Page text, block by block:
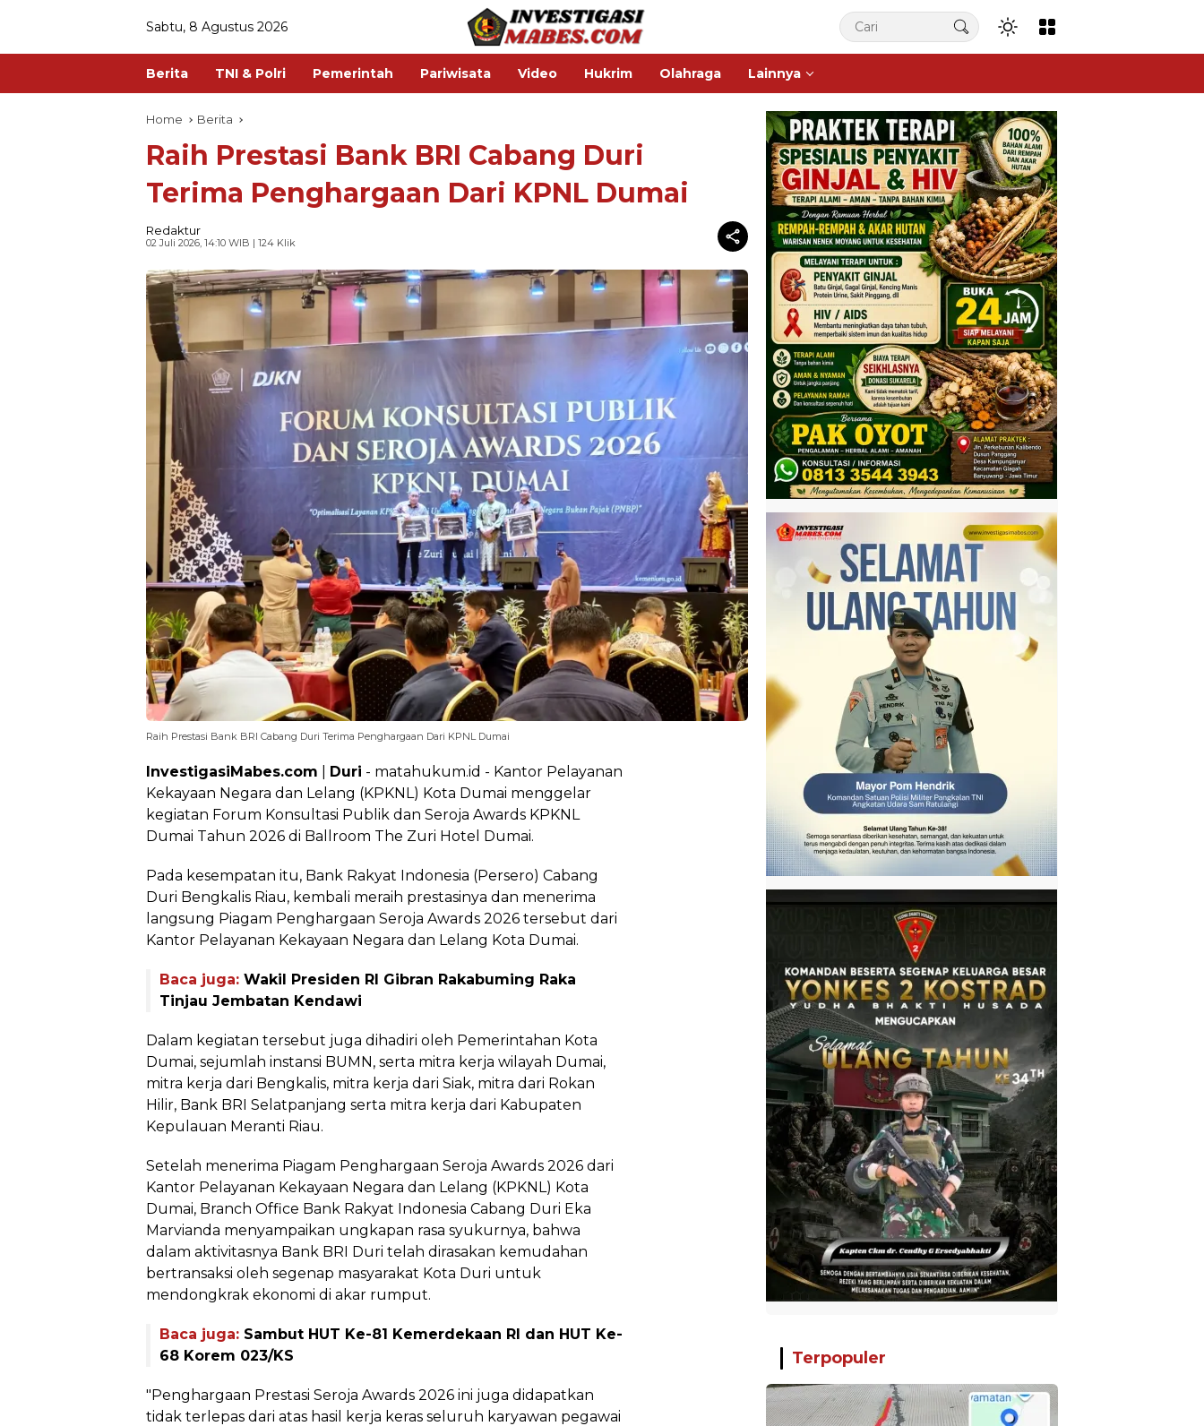
Sabtu, 8 Agustus 2026
Berita TNI & Polri Pemerintah Pariwisata Video Hukrim Olahraga Lainnya
Home Berita
Raih Prestasi Bank BRI Cabang Duri
Terima Penghargaan Dari KPNL Dumai
Redaktur
02 Juli 2026, 14:10 WIB | 124 Klik
Raih Prestasi Bank BRI Cabang Duri Terima Penghargaan Dari KPNL Dumai
InvestigasiMabes.com Duri - matahukum.id - Kantor Pelayanan
Kekayaan Negara dan Lelang (KPKNL) Kota Dumai menggelar
kegiatan Forum Konsultasi Publik dan Seroja Awards KPKNL
Dumai Tahun 2026 di Ballroom The Zuri Hotel Dumai.
Pada kesempatan itu, Bank Rakyat Indonesia (Persero) Cabang
Duri Bengkalis Riau, kembali meraih prestasinya dan menerima
langsung Piagam Penghargaan Seroja Awards 2026 tersebut dari
Kantor Pelayanan Kekayaan Negara dan Lelang Kota Dumai.
Baca juga: Wakil Presiden RI Gibran Rakabuming Raka
Tinjau Jembatan Kendawi
Dalam kegiatan tersebut juga dihadiri oleh Pemerintahan Kota
Dumai, sejumlah instansi BUMN, serta mitra kerja wilayah Dumai,
mitra kerja dari Bengkalis, mitra kerja dari Siak, mitra dari Rokan
Hilir, Bank BRI Selatpanjang serta mitra kerja dari Kabupaten
Kepulauan Meranti Riau.
Setelah menerima Piagam Penghargaan Seroja Awards 2026 dari
Kantor Pelayanan Kekayaan Negara dan Lelang (KPKNL) Kota
Dumai, Branch Office Bank Rakyat Indonesia Cabang Duri Eka
Marvianda menyampaikan ungkapan rasa syukurnya, bahwa
dalam aktivitasnya Bank BRI Duri telah dirasakan kemudahan
bertransaksi oleh segenap masyarakat Kota Duri untuk
mendongkrak ekonomi di akar rumput.
Baca juga: Sambut HUT Ke-81 Kemerdekaan RI dan HUT Ke-
68 Korem 023/KS
"Penghargaan Prestasi Seroja Awards 2026 ini juga didapatkan
tidak terlepas dari atas hasil kerja keras seluruh karyawan pegawai
Terpopuler